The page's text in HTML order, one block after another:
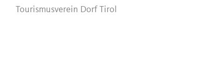
Tourismusverein Dorf Tirol